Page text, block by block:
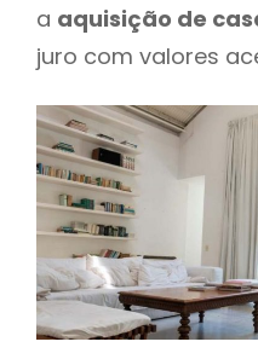
a aquisição de
juro com valores